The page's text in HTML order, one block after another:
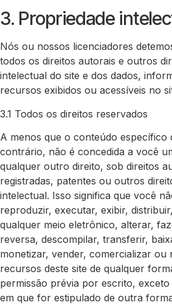
3. Propriedade
Nós ou nossos licenciadores
todos os direitos autorais e outros
intelectual do site e dos dados,
recursos exibidos ou acessíveis no
3.1 Todos os direitos reservados
A menos que o conteúdo específico
contrário, não é concedida a você
qualquer outro direito, sob direitos
registradas, patentes ou outros
intelectual. Isso significa que você
reproduzir, executar, exibir,
qualquer meio eletrônico, alterar,
reversa, descompilar, transferir,
monetizar, vender, comercializar ou
recursos deste site de qualquer
permissão prévia por escrito, exceto
em que for estipulado de outra